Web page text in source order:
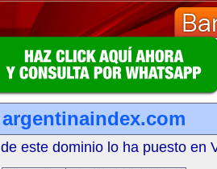
argentinaindex.com
este dominio lo ha puesto en